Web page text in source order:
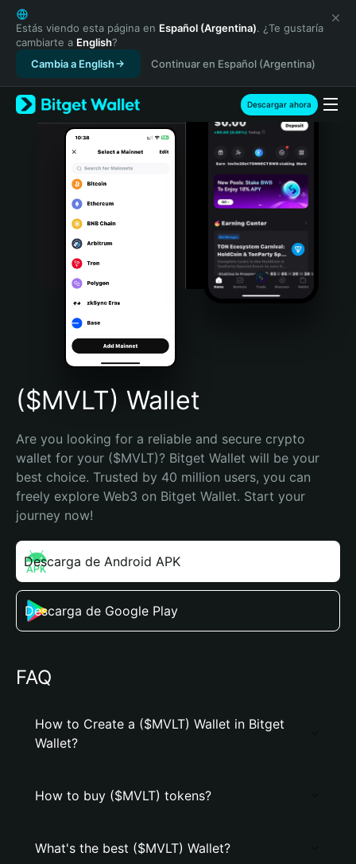
English
日本語
Tiếng Việt
Русский
Español (Latinoamérica)
Türkçe
Italiano
Português (Portugal)
Bahasa Indonesia
Português (Brasil)
Español (Argentina)
Estás viendo esta página en Español (Argentina). ¿Te gustaría
cambiarte a English?
Cambia a English
Continuar en Español (Argentina)
Descargar ahora
($MVLT) Wallet
Are you looking for a reliable and secure crypto
wallet for your ($MVLT)? Bitget Wallet will be your
best choice. Trusted by 40 million users, you can
freely explore Web3 on Bitget Wallet. Start your
journey now!
Descarga de Android APK
Descarga de Google Play
FAQ
How to Create a ($MVLT) Wallet in Bitget
Wallet?
How to buy ($MVLT) tokens?
What's the best ($MVLT) Wallet?